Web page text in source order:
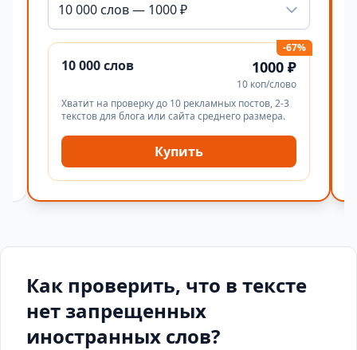
10 000 слов — 1000 ₽
-67%
10 000 слов 1000 ₽
10 коп/слово
Хватит на проверку до 10 рекламных постов, 2-3
текстов для блога или сайта среднего размера.
Купить
Как проверить, что в тексте
нет запрещенных
иностранных слов?